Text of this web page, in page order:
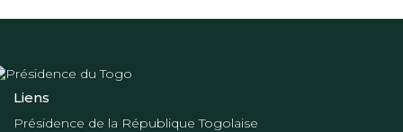
Liens
Présidence de la République Togolaise